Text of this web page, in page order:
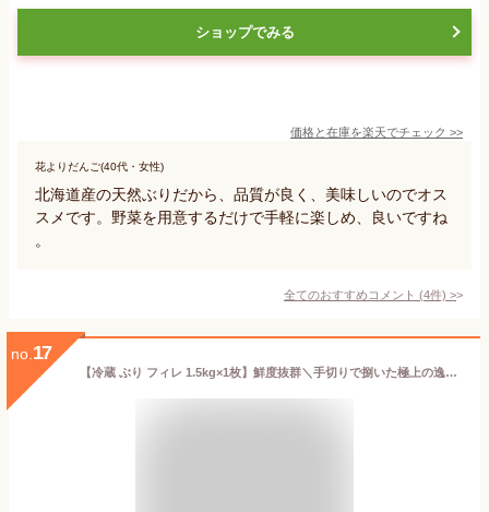
ショップでみる
価格と在庫を楽天でチェック >>
花よりだんご(40代・女性)
北海道産の天然ぶりだから、品質が良く、美味しいのでオス
スメです。野菜を用意するだけで手軽に楽しめ、良いですね
。
全てのおすすめコメント (4件) >
no. 17
【冷蔵 ぶり フィレ 1.5kg×1枚】鮮度抜群＼手切りで捌いた極上の逸品／鹿児島産 冷蔵 鰤 フィーレ (半身 1枚) 刺身 さしみ ぶりしゃぶ ぶり料理に プレゼント ギフト 贈答用にも 寒ブリ buri